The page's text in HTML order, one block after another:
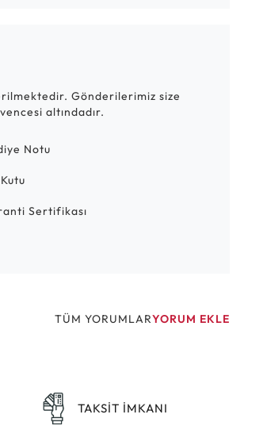
Gönderilerimiz size
altındadır.
Notu
Sertifikası
TÜM YORUMLARYORUM EKLE
TAKSİT İMKANI